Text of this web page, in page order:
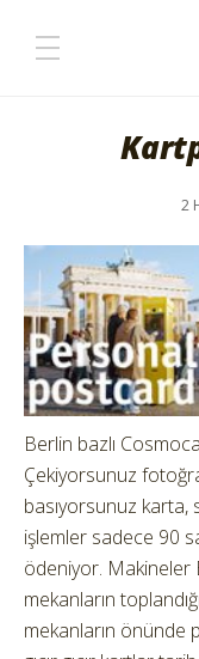
2
Berlin bazlı
Çekiyorsunuz
basıyorsunuz
işlemler sadece 90
ödeniyor. Makineler
mekanların
mekanların önünde